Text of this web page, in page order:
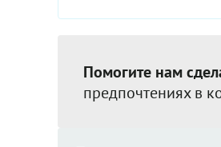
Помогите нам
предпочтениях в